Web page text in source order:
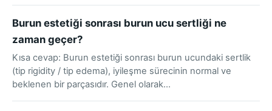
Burun estetiği sonrası burun ucu sertliği ne
zaman geçer?
Kısa cevap: Burun estetiği sonrası burun ucundaki sertlik
(tip rigidity / tip edema), iyileşme sürecinin normal ve
beklenen bir parçasıdır. Genel olarak…